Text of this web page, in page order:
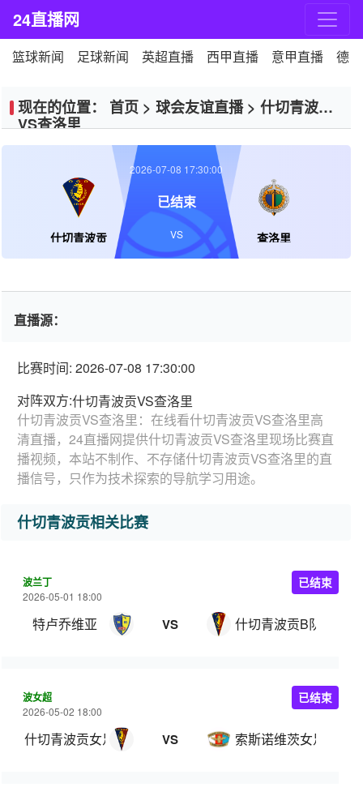
24直播网
篮球新闻 足球新闻 英超直播 西甲直播 意甲直播 德
现在的位置： 首页 > 球会友谊直播> 什切青波贡
VS查洛里
什切青波贡 查洛里
2026-07-08 17:30:00
已结束
VS
直播源：
比赛时间: 2026-07-08 17:30:00
对阵双方:什切青波贡VS查洛里
什切青波贡VS查洛里：在线看什切青波贡VS查洛里高
清直播，24直播网提供什切青波贡VS查洛里现场比赛直
播视频，本站不制作、不存储什切青波贡VS查洛里的直
播信号，只作为技术探索的导航学习用途。
什切青波贡相关比赛
波兰丁
2026-05-01 18:00
特卢乔维亚 VS 什切青波贡B队
已结束
波女超
2026-05-02 18:00
什切青波贡女足 VS 索斯诺维茨女足
已结束